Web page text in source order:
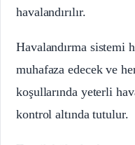
havalandırılır.
Havalandırma sistemi
muhafaza edecek ve
koşullarında yeterli
kontrol altında tutulur.